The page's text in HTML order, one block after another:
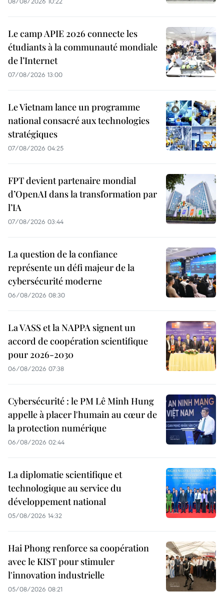
Le camp APIE 2026 connecte les
étudiants à la communauté mondiale
de l’Internet
07/08/2026 13:00
Le Vietnam lance un programme
national consacré aux technologies
stratégiques
07/08/2026 04:25
FPT devient partenaire mondial
d’OpenAI dans la transformation par
l’IA
07/08/2026 03:44
La question de la confiance
représente un défi majeur de la
cybersécurité moderne
06/08/2026 08:30
La VASS et la NAPPA signent un
accord de coopération scientifique
pour 2026-2030
06/08/2026 07:38
Cybersécurité : le PM Lê Minh Hung
appelle à placer l'humain au cœur de
la protection numérique
06/08/2026 02:44
La diplomatie scientifique et
technologique au service du
développement national
05/08/2026 14:32
Hai Phong renforce sa coopération
avec le KIST pour stimuler
l'innovation industrielle
05/08/2026 08:21